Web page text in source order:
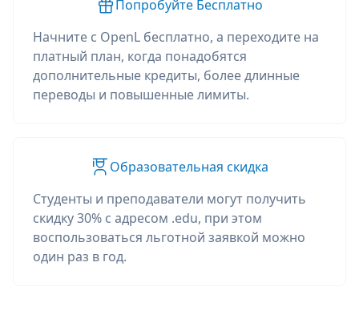
Попробуйте Бесплатно
Начните с OpenL бесплатно, а переходите на
платный план, когда понадобятся
дополнительные кредиты, более длинные
переводы и повышенные лимиты.
Образовательная скидка
Студенты и преподаватели могут получить
скидку 30% с адресом .edu, при этом
воспользоваться льготной заявкой можно
один раз в год.